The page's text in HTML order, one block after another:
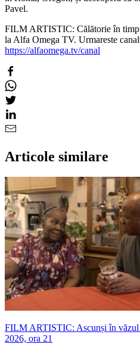
Pavel.
FILM ARTISTIC: Călătorie în timp
la Alfa Omega TV. Urmareste
https://alfaomega.tv/canal
Articole similare
FILM ARTISTIC: Ascunși în
2026, ora 21